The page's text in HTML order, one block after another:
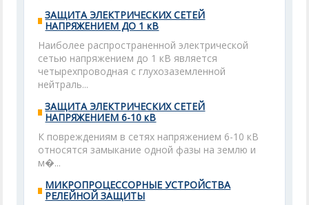
ЗАЩИТА ЭЛЕКТРИЧЕСКИХ СЕТЕЙ
НАПРЯЖЕНИЕМ ДО 1 кВ
Наиболее распространенной электрической
сетью напряжением до 1 кВ является
четырехпроводная с глухозаземленной
нейтраль...
ЗАЩИТА ЭЛЕКТРИЧЕСКИХ СЕТЕЙ
НАПРЯЖЕНИЕМ 6-10 кВ
К повреждениям в сетях напряжением 6-10 кВ
относятся замыкание одной фазы на землю и
м�...
МИКРОПРОЦЕССОРНЫЕ УСТРОЙСТВА
РЕЛЕЙНОЙ ЗАЩИТЫ